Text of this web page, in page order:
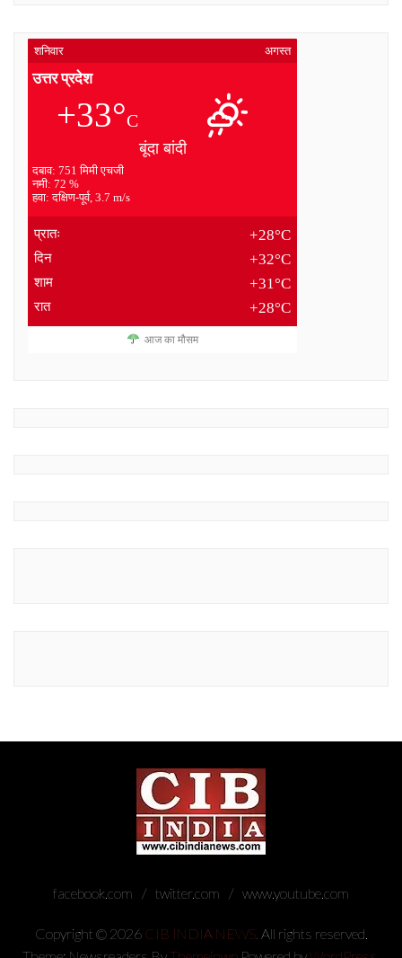
शनिवार अगस्त
उत्तर प्रदेश
+33°C
बूंदा बांदी
दबाव: 751 मिमी एचजी
नमी: 72 %
हवा: दक्षिण-पूर्व, 3.7 m/s
प्रातः +28°C
दिन +32°C
शाम +31°C
रात +28°C
आज का मौसम
facebook.com twitter.com www.youtube.com
Copyright © 2026 CIB INDIA NEWS. All rights reserved.